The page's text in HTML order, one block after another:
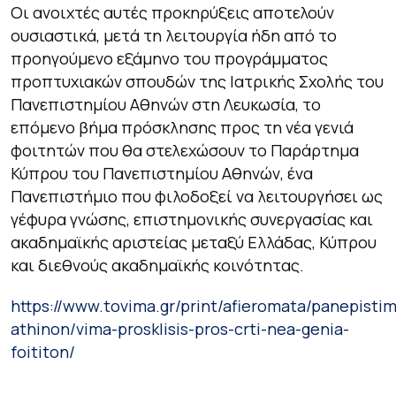
Οι ανοιχτές αυτές προκηρύξεις αποτελούν
ουσιαστικά, μετά τη λειτουργία ήδη από το
προηγούμενο εξάμηνο του προγράμματος
προπτυχιακών σπουδών της Ιατρικής Σχολής του
Πανεπιστημίου Αθηνών στη Λευκωσία, το
επόμενο βήμα πρόσκλησης προς τη νέα γενιά
φοιτητών που θα στελεχώσουν το Παράρτημα
Κύπρου του Πανεπιστημίου Αθηνών, ένα
Πανεπιστήμιο που φιλοδοξεί να λειτουργήσει ως
γέφυρα γνώσης, επιστημονικής συνεργασίας και
ακαδημαϊκής αριστείας μεταξύ Ελλάδας, Κύπρου
και διεθνούς ακαδημαϊκής κοινότητας.
https://www.tovima.gr/print/afieromata/
athinon/vima-prosklisis-pros-crti-nea-genia-
foititon/